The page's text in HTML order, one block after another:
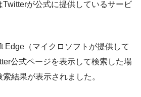
が公式に提供しているサービ
Edge（マイクロソフトが提供して
公式ページを表示して検索した場
結果が表示されました。